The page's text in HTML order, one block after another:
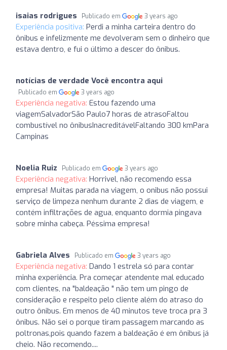
isaias rodrigues Publicado em 3 years ago
Experiência positiva: Perdi a minha carteira dentro do
ônibus e infelizmente me devolveram sem o dinheiro que
estava dentro, e fui o último a descer do ônibus.
notícias de verdade Você encontra aqui
Publicado em 3 years ago
Experiência negativa: Estou fazendo uma
viagemSalvadorSão Paulo7 horas de atrasoFaltou
combustível no ônibusInacreditávelFaltando 300 kmPara
Campinas
Noelia Ruiz Publicado em 3 years ago
Experiência negativa: Horrivel, não recomendo essa
empresa! Muitas parada na viagem, o onibus não possui
serviço de limpeza nenhum durante 2 dias de viagem, e
contém infiltrações de agua, enquanto dormia pingava
sobre minha cabeça. Péssima empresa!
Gabriela Alves Publicado em 3 years ago
Experiência negativa: Dando 1 estrela só para contar
minha experiência. Pra começar atendente mal educado
com clientes, na "baldeação " não tem um pingo de
consideração e respeito pelo cliente além do atraso do
outro ônibus. Em menos de 40 minutos teve troca pra 3
ônibus. Não sei o porque tiram passagem marcando as
poltronas,pois quando fazem a baldeação é em ônibus já
cheio. Não recomendo....